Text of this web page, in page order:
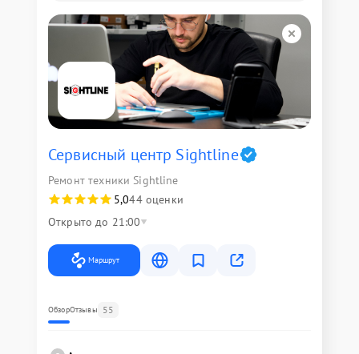
Сервисный центр Sightline
Ремонт техники Sightline
5,044 оценки
Открыто до 21:00
Маршрут
ОбзорОтзывы 55